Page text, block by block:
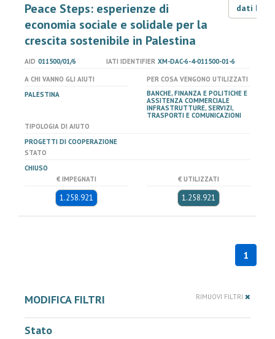
Peace Steps: esperienze di
economia sociale e solidale per la
crescita sostenibile in Palestina
dati LOD
AID 011500/01/6 IATI IDENTIFIER XM-DAC-6-4-011500-01-6
A CHI VANNO GLI AIUTI
PALESTINA
PER COSA VENGONO UTILIZZATI
BANCHE, FINANZA E POLITICHE E
ASSITENZA COMMERCIALE
INFRASTRUTTURE, SERVIZI,
TRASPORTI E COMUNICAZIONI
TIPOLOGIA DI AIUTO
PROGETTI DI COOPERAZIONE
STATO
CHIUSO
€ IMPEGNATI
1.258.921
€ UTILIZZATI
1.258.921
1
MODIFICA FILTRI RIMUOVI FILTRI
Stato